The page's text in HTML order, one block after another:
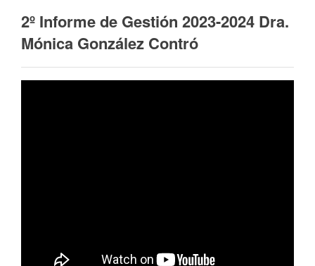
2º Informe de Gestión 2023-2024 Dra.
Mónica González Contró